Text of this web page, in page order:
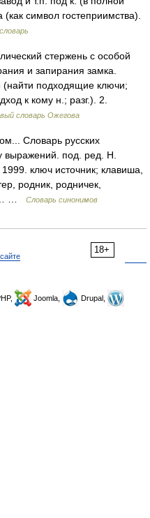
(как символ гостеприимства).
стержень с особой
и запирания замка.
(найти подходящие ключи;
к кому н.; разг.). 2.
словарь Ожегова
Словарь русских
выражений. под. ред. Н.
ключ источник; клавиша,
родник, родничек,
…
Словарь синонимов
18+
Joomla,
Drupal,